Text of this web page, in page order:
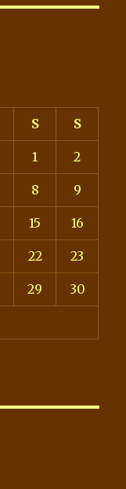
S S
1 2
8 9
15 16
22 23
29 30